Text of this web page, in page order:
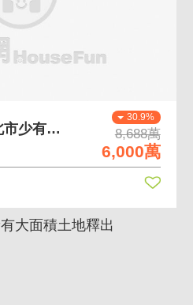
30.9%
8,688萬
6,000萬
北市休閒農地首選 北市少有農地、退休逸趣首選